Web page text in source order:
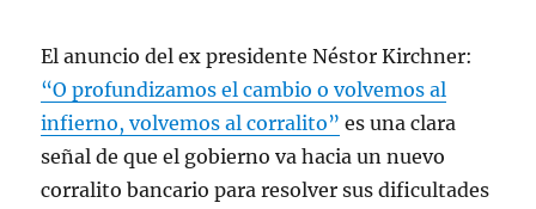
El anuncio del ex presidente Néstor Kirchner:
“O profundizamos el cambio o volvemos al
infierno, volvemos al corralito” es una clara
señal de que el gobierno va hacia un nuevo
corralito bancario para resolver sus dificultades